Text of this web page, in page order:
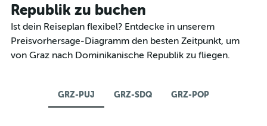
Republik zu buchen
Ist dein Reiseplan flexibel? Entdecke in unserem
Preisvorhersage-Diagramm den besten Zeitpunkt, um
von Graz nach Dominikanische Republik zu fliegen.
GRZ-PUJ GRZ-SDQ GRZ-POP